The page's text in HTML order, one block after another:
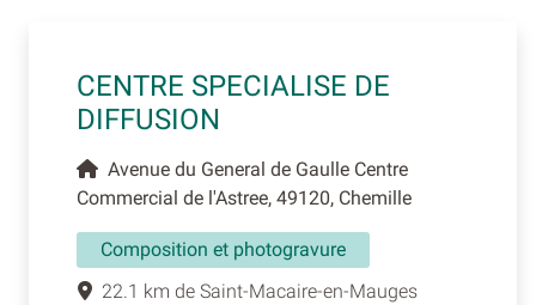
CENTRE SPECIALISE DE
DIFFUSION
Avenue du General de Gaulle Centre
Commercial de l'Astree, 49120, Chemille
Composition et photogravure
22.1 km de Saint-Macaire-en-Mauges